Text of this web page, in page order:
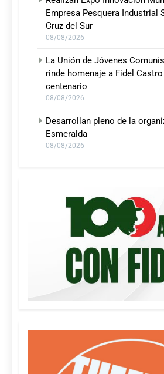
Empresa Pesquera Industrial
Cruz del Sur
08/08/2026
La Unión de Jóvenes
rinde homenaje a Fidel
centenario
08/08/2026
Desarrollan pleno de la
Esmeralda
08/08/2026